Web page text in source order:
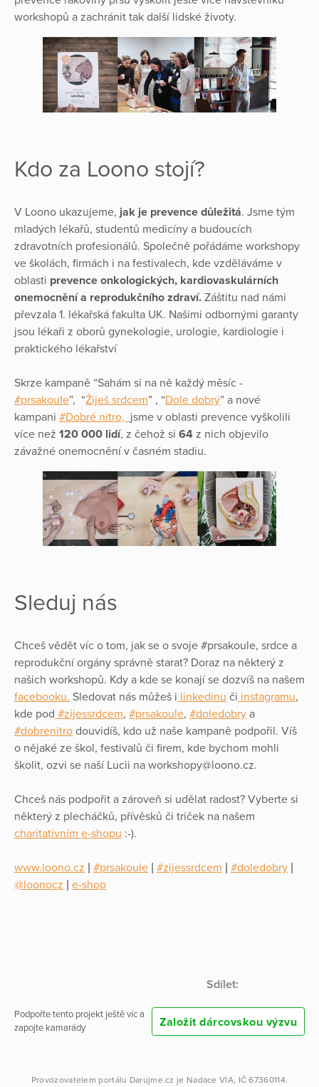
workshopů a zachránit tak další lidské životy.
Kdo za Loono stojí?
V Loono ukazujeme, jak je prevence důležitá. Jsme tým
mladých lékařů, studentů medicíny a budoucích
zdravotních profesionálů. Společně pořádáme workshopy
ve školách, firmách i na festivalech, kde vzděláváme v
oblasti prevence onkologických, kardiovaskulárních
onemocnění a reprodukčního zdraví. Záštitu nad námi
převzala 1. lékařská fakulta UK. Našimi odbornými garanty
jsou lékaři z oborů gynekologie, urologie, kardiologie i
praktického lékařství
Skrze kampaně “Sahám si na ně každý měsíc -
#prsakoule”, “Žiješ srdcem” , “Dole dobrý” a nové
kampani #Dobré nitro, jsme v oblasti prevence vyškolili
více než 120 000 lidí, z čehož si 64 z nich objevilo
závažné onemocnění v časném stadiu.
Sleduj nás
Chceš vědět víc o tom, jak se o svoje #prsakoule, srdce a
reprodukční orgány správně starat? Doraz na některý z
našich workshopů. Kdy a kde se konají se dozvíš na našem
facebooku. Sledovat nás můžeš i linkedinu či instagramu,
kde pod #zijessrdcem, #prsakoule, #doledobry a
#dobrenitro douvidíš, kdo už naše kampaně podpořil. Víš
o nějaké ze škol, festivalů či firem, kde bychom mohli
školit, ozvi se naší Lucii na workshopy@loono.cz.
Chceš nás podpořit a zároveň si udělat radost? Vyberte si
některý z plecháčků, přívěsků či triček na našem
charitativním e-shopu :-).
www.loono.cz | #prsakoule | #zijessrdcem | #doledobry |
@loonocz | e-shop
Sdílet:
Podpořte tento projekt ještě víc a
zapojte kamarády
Založit dárcovskou výzvu
Provozovatelem portálu Darujme.cz je Nadace VIA, IČ 67360114.